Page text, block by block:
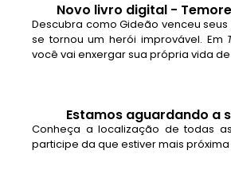
Novo livro digital -
Descubra como Gideão venceu
se tornou um herói improvável. Em
você vai enxergar sua própria vida
Estamos aguardando a
Conheça a localização de todas
participe da que estiver mais